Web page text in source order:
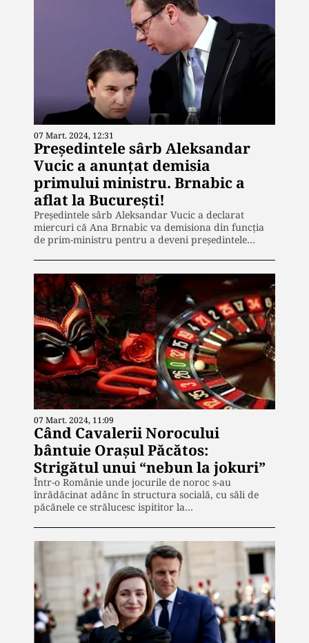
07 Mart. 2024, 12:31
Președintele sârb Aleksandar
Vucic a anunțat demisia
primului ministru. Brnabic a
aflat la București!
Președintele sârb Aleksandar Vucic a declarat
miercuri că Ana Brnabic va demisiona din funcția
de prim-ministru pentru a deveni președintele…
07 Mart. 2024, 11:09
Când Cavalerii Norocului
bântuie Orașul Păcătos:
Strigătul unui “nebun la jokuri”
Într-o Românie unde jocurile de noroc s-au
înrădăcinat adânc în structura socială, cu săli de
păcănele ce strălucesc ispititor la…